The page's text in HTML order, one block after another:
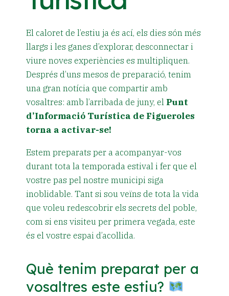
El caloret de l’estiu ja és ací, els dies són més
llargs i les ganes d’explorar, desconnectar i
viure noves experiències es multipliquen.
Després d’uns mesos de preparació, tenim
una gran notícia que compartir amb
vosaltres: amb l’arribada de juny, el Punt
d’Informació Turística de Figueroles
torna a activar-se!
Estem preparats per a acompanyar-vos
durant tota la temporada estival i fer que el
vostre pas pel nostre municipi siga
inoblidable. Tant si sou veïns de tota la vida
que voleu redescobrir els secrets del poble,
com si ens visiteu per primera vegada, este
és el vostre espai d’acollida.
Què tenim preparat per a
vosaltres este estiu?